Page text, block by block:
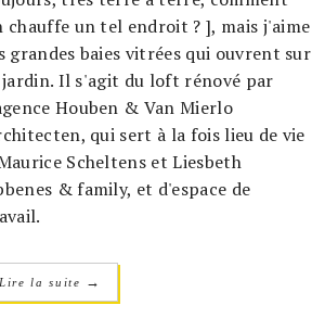
chauffe un tel endroit ? ], mais j'aime
grandes baies vitrées qui ouvrent sur
Il s'agit du loft rénové par
Houben & Van Mierlo
qui sert à la fois lieu de vie
Scheltens et Liesbeth
& family, et d'espace de
Lire la suite →